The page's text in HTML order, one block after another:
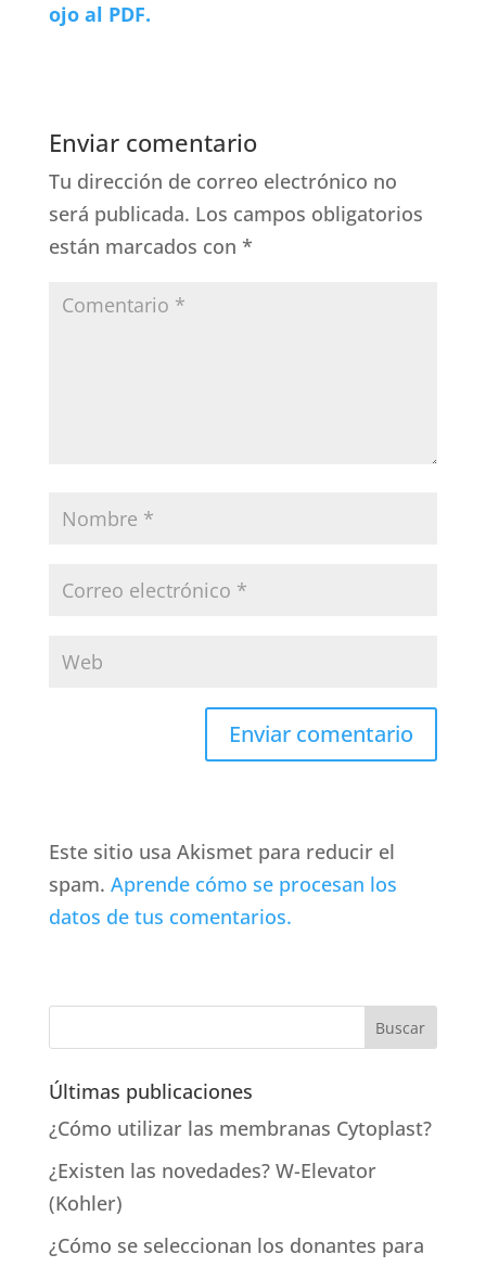
ojo al PDF.
Enviar comentario
Tu dirección de correo electrónico no
será publicada. Los campos obligatorios
están marcados con *
Este sitio usa Akismet para reducir el
spam. Aprende cómo se procesan los
datos de tus comentarios.
Últimas publicaciones
¿Cómo utilizar las membranas Cytoplast?
¿Existen las novedades? W-Elevator
(Kohler)
¿Cómo se seleccionan los donantes para